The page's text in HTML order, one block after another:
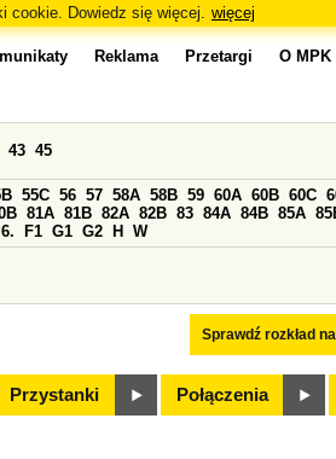
cookie. Dowiedz się więcej. więcej
Reklama Przetargi O MPK
Sprawdź rozkład
43 45
55C 56 57 58A 58B 59 60A 60B 60C
81A 81B 82A 82B 83 84A 84B 85A
6. F1 G1 G2 H W
Przystanki Połączenia